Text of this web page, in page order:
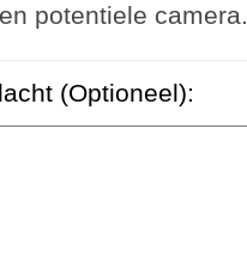
potentiele camera.
(Optioneel):